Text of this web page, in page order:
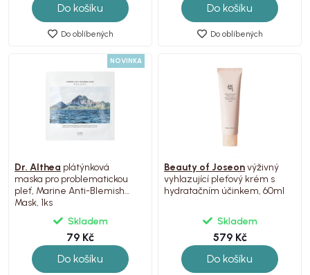
Do košíku
Do oblíbených
Do košíku
Do oblíbených
NOVINKA
Dr. Althea plátýnková
maska pro problematickou
pleť, Marine Anti-Blemish
Mask, 1ks
Skladem
79 Kč
Do košíku
Beauty of Joseonvýživný
vyhlazující pleťový krém s
hydratačním účinkem, 60ml
Skladem
579 Kč
Do košíku